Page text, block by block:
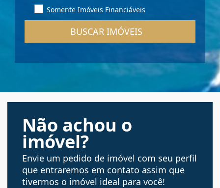
Somente Imóveis Financiáveis
BUSCAR IMÓVEIS
Não achou o
imóvel?
Envie um pedido de imóvel com seu perfil
que entraremos em contato assim que
tivermos o imóvel ideal para você!